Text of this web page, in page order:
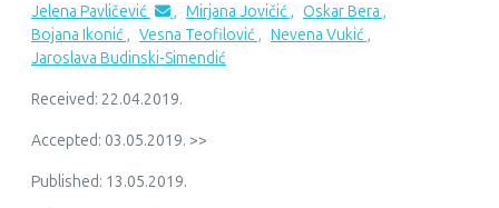
Jelena Pavličević , Mirjana Jovičić , Oskar Bera ,
Bojana Ikonić , Vesna Teofilović , Nevena Vukić ,
Jaroslava Budinski-Simendić
Received: 22.04.2019.
Accepted: 03.05.2019. >>
Published: 13.05.2019.